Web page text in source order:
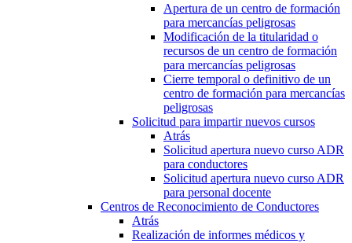
Apertura de un centro de formación
para mercancías peligrosas
Modificación de la titularidad o
recursos de un centro de formación
para mercancías peligrosas
Cierre temporal o definitivo de un
centro de formación para mercancías
peligrosas
Solicitud para impartir nuevos cursos
Atrás
Solicitud apertura nuevo curso ADR
para conductores
Solicitud apertura nuevo curso ADR
para personal docente
Centros de Reconocimiento de Conductores
Atrás
Realización de informes médicos y